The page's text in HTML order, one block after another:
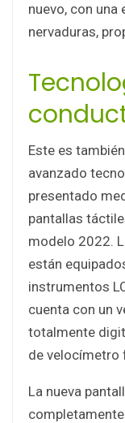
nuevo, con
nervaduras,
Este es
avanzado
presentado
pantallas
modelo 2022.
están
instrumentos
cuenta con un
totalmente
de velocímetro
La nueva